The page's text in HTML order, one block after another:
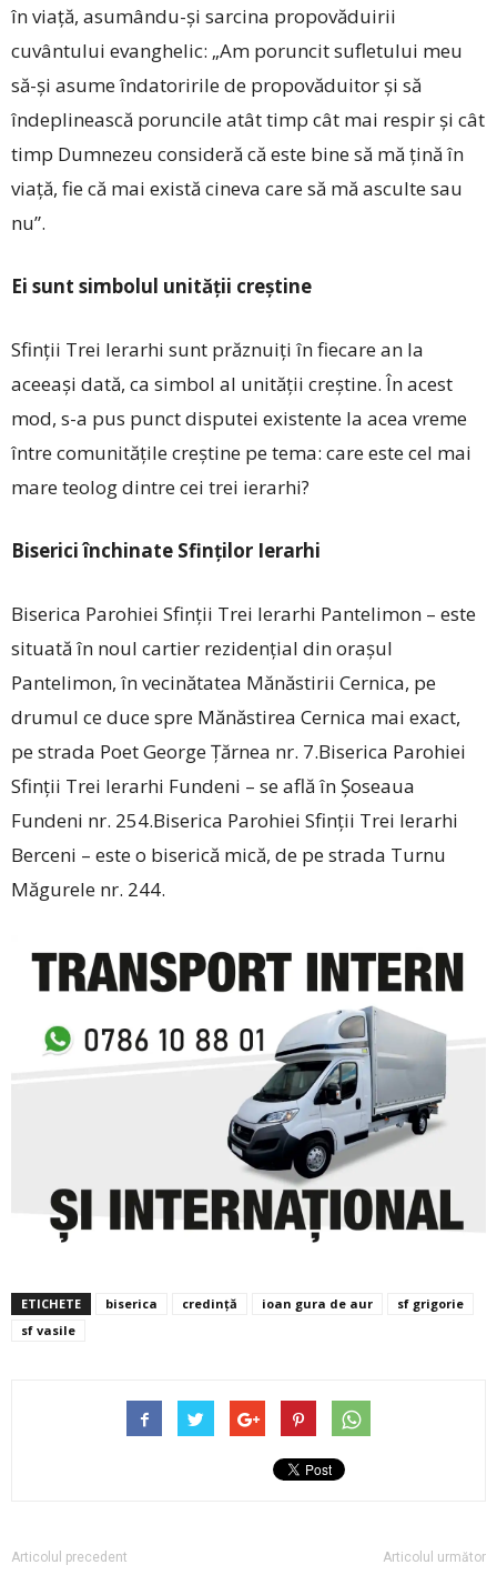
în viaţă, asumându-și sarcina propovăduirii
cuvântului evanghelic: „Am poruncit su­fletului meu
să-și asume îndatoririle de propovăduitor și să
îndeplinească poruncile atât timp cât mai respir și cât
timp Dumnezeu consideră că este bine să mă ţină în
viaţă, fie că mai există cineva care să mă asculte sau
nu”.
Ei sunt simbolul unităţii creştine
Sfinţii Trei Ierarhi sunt prăznuiţi în fiecare an la
aceeaşi dată, ca simbol al unităţii creştine. În acest
mod, s-a pus punct disputei existente la acea vreme
între comunităţile creştine pe tema: care este cel mai
mare teolog dintre cei trei ierarhi?
Biserici închinate Sfinţilor Ierarhi
Biserica Parohiei Sfinţii Trei Ierarhi Pantelimon – este
situată în noul cartier rezidenţial din oraşul
Pantelimon, în vecinătatea Mănăstirii Cernica, pe
drumul ce duce spre Mănăstirea Cernica mai exact,
pe strada Poet George Ţărnea nr. 7.Biserica Parohiei
Sfinţii Trei Ierarhi Fundeni – se află în Şoseaua
Fundeni nr. 254.Biserica Parohiei Sfinţii Trei Ierarhi
Berceni – este o biserică mică, de pe strada Turnu
Măgurele nr. 244.
ETICHETE biserica credință ioan gura de aur
sf grigorie
sf vasile
Articolul precedent Articolul următor